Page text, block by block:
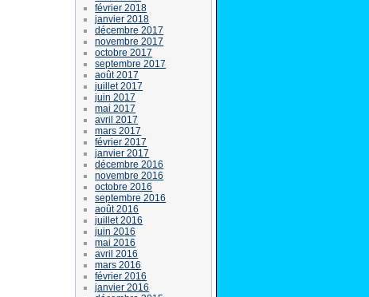
février 2018
janvier 2018
décembre 2017
novembre 2017
octobre 2017
septembre 2017
août 2017
juillet 2017
juin 2017
mai 2017
avril 2017
mars 2017
février 2017
janvier 2017
décembre 2016
novembre 2016
octobre 2016
septembre 2016
août 2016
juillet 2016
juin 2016
mai 2016
avril 2016
mars 2016
février 2016
janvier 2016